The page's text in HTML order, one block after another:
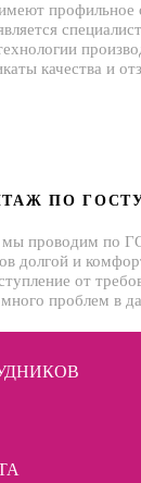
профильное
качества и
ПО
проводим по
долгой и
от
проблем в